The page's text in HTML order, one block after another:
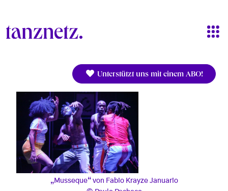
Unterstützt uns mit einem ABO!
„Musseque“ von Fabio Krayze Januario